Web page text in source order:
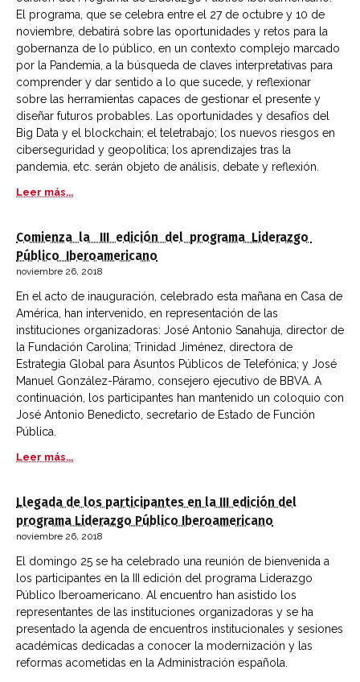
El programa, que se celebra entre el 27 de octubre y 10 de
noviembre, debatirá sobre las oportunidades y retos para la
gobernanza de lo público, en un contexto complejo marcado
por la Pandemia, a la búsqueda de claves interpretativas para
comprender y dar sentido a lo que sucede, y reflexionar
sobre las herramientas capaces de gestionar el presente y
diseñar futuros probables. Las oportunidades y desafíos del
Big Data y el blockchain; el teletrabajo; los nuevos riesgos en
ciberseguridad y geopolítica; los aprendizajes tras la
pandemia, etc. serán objeto de análisis, debate y reflexión.
Leer más...
Comienza la III edición del programa Liderazgo
Público Iberoamericano
noviembre 26, 2018
En el acto de inauguración, celebrado esta mañana en Casa de
América, han intervenido, en representación de las
instituciones organizadoras: José Antonio Sanahuja, director de
la Fundación Carolina; Trinidad Jiménez, directora de
Estrategia Global para Asuntos Públicos de Telefónica; y José
Manuel González-Páramo, consejero ejecutivo de BBVA. A
continuación, los participantes han mantenido un coloquio con
José Antonio Benedicto, secretario de Estado de Función
Pública.
Leer más...
Llegada de los participantes en la III edición del
programa Liderazgo Público Iberoamericano
noviembre 26, 2018
El domingo 25 se ha celebrado una reunión de bienvenida a
los participantes en la III edición del programa Liderazgo
Público Iberoamericano. Al encuentro han asistido los
representantes de las instituciones organizadoras y se ha
presentado la agenda de encuentros institucionales y sesiones
académicas dedicadas a conocer la modernización y las
reformas acometidas en la Administración española.